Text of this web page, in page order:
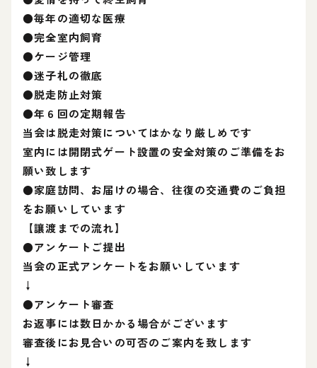
●毎年の適切な医療
●完全室内飼育
●ケージ管理
●迷子札の徹底
●脱走防止対策
●年６回の定期報告
当会は脱走対策についてはかなり厳しめです
室内には開閉式ゲート設置の安全対策のご準備をお
願い致します
●家庭訪問、お届けの場合、往復の交通費のご負担
をお願いしています
【讓渡までの流れ】
●アンケートご提出
当会の正式アンケートをお願いしています
↓
●アンケート審査
お返事には数日かかる場合がございます
審査後にお見合いの可否のご案内を致します
↓